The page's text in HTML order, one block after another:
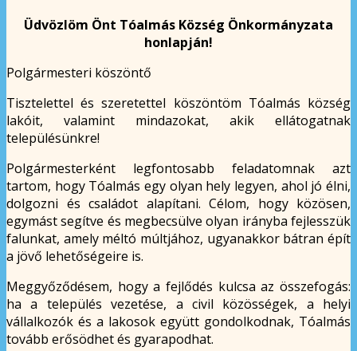
Üdvözlöm Önt Tóalmás Község Önkormányzata
honlapján!
Polgármesteri köszöntő
Tisztelettel és szeretettel köszöntöm Tóalmás község
lakóit, valamint mindazokat, akik ellátogatnak
településünkre!
Polgármesterként legfontosabb feladatomnak azt
tartom, hogy Tóalmás egy olyan hely legyen, ahol jó élni,
dolgozni és családot alapítani. Célom, hogy közösen,
egymást segítve és megbecsülve olyan irányba fejlesszük
falunkat, amely méltó múltjához, ugyanakkor bátran épít
a jövő lehetőségeire is.
Meggyőződésem, hogy a fejlődés kulcsa az összefogás:
ha a település vezetése, a civil közösségek, a helyi
vállalkozók és a lakosok együtt gondolkodnak, Tóalmás
tovább erősödhet és gyarapodhat.